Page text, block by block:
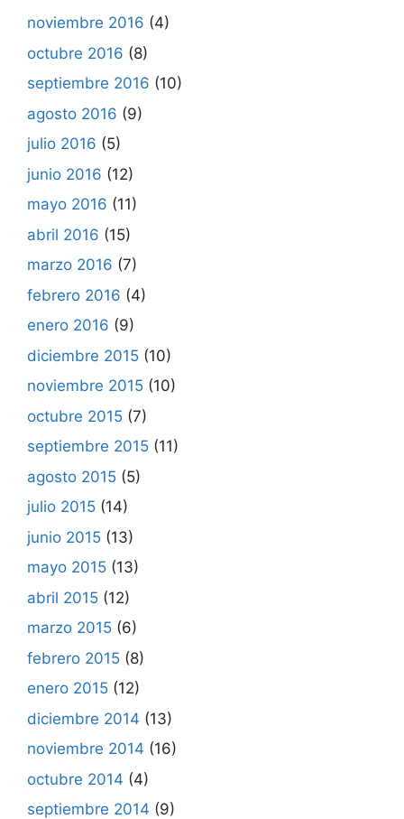
noviembre 2016 (4)
octubre 2016 (8)
septiembre 2016 (10)
agosto 2016 (9)
julio 2016 (5)
junio 2016 (12)
mayo 2016 (11)
abril 2016 (15)
marzo 2016 (7)
febrero 2016 (4)
enero 2016 (9)
diciembre 2015 (10)
noviembre 2015 (10)
octubre 2015 (7)
septiembre 2015 (11)
agosto 2015 (5)
julio 2015 (14)
junio 2015 (13)
mayo 2015 (13)
abril 2015 (12)
marzo 2015 (6)
febrero 2015 (8)
enero 2015 (12)
diciembre 2014 (13)
noviembre 2014 (16)
octubre 2014 (4)
septiembre 2014 (9)